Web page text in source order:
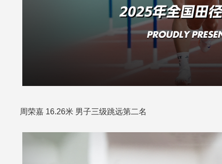
周荣嘉 16.26米 男子三级跳远第二名